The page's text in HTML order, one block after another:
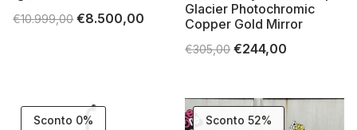
€10.999,00 Il
€8.500,00
€8.500,00.
Glacier Photochromic
Copper Gold Mirror
€305,00 Il
era:
€244,00
è:
Sconto 0% Sconto 52%